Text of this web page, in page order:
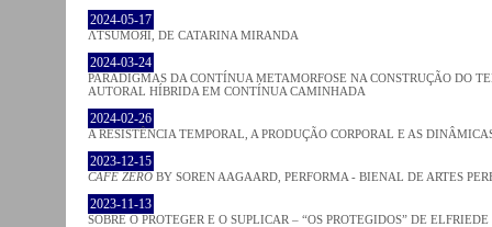
2024-05-17
ΛƬSUMOЯI, DE CATARINA MIRANDA
2024-03-24
PARADIGMAS DA CONTÍNUA METAMORFOSE NA CONSTRUÇÃO DO
AUTORAL HÍBRIDA EM CONTÍNUA CAMINHADA
2024-02-26
A RESISTÊNCIA TEMPORAL, A PRODUÇÃO CORPORAL E AS
2023-12-15
CAFE ZERO BY SOREN AAGAARD, PERFORMA - BIENAL DE ARTES
2023-11-13
SOBRE O PROTEGER E O SUPLICAR – “OS PROTEGIDOS” DE